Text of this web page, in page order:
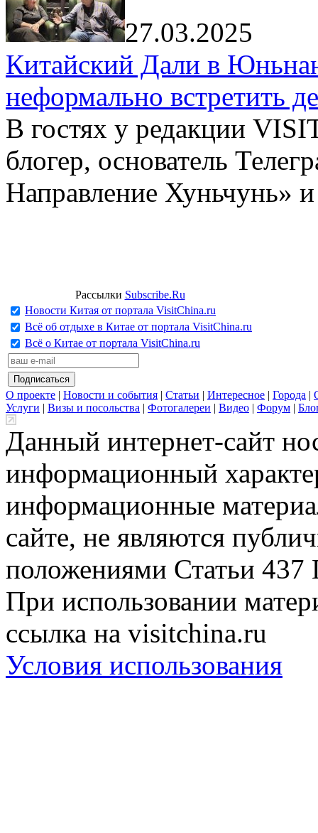
27.03.2025
Китайский Дали в
неформально встретить
В гостях у редакции
блогер, основатель
Направление Хуньчунь»
Рассылки Subscribe.Ru
Новости Китая от портала VisitChina.ru
Всё об отдыхе в Китае от портала VisitChina.ru
Всё о Китае от портала VisitChina.ru
О проекте | Новости и события | Статьи | Интересное | Города |
Услуги | Визы и посольства | Фотогалереи | Видео | Форум |
Данный интернет-сайт
информационный
информационные
сайте, не являются
положениями Статьи 437
При использовании
ссылка на visitchina.ru
Условия использования